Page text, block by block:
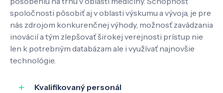
Veda a výskum
Pôsobenie
Know-how
spoločnosti pôsobiť aj v oblasti výskumu a vývoja, je pre
nás zdrojom konkurenčnej výhody, možnosť zavádzania
inovácií a tým zlepšovať širokej verejnosti prístup nie
len k potrebným databázam ale i využívať najnovšie
technológie.
Kvalifikovaný personál